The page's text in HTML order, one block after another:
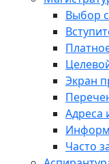
Выбор
Экран
Адреса
Часто